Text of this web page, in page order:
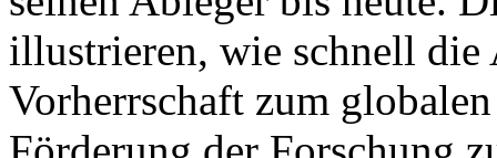
illustrieren, wie schnell die
Vorherrschaft zum